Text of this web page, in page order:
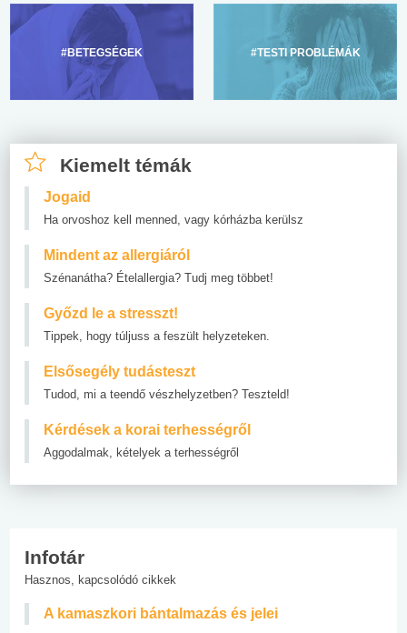
#BETEGSÉGEK #TESTI PROBLÉMÁK
Kiemelt témák
Jogaid
Ha orvoshoz kell menned, vagy kórházba kerülsz
Mindent az allergiáról
Szénanátha? Ételallergia? Tudj meg többet!
Győzd le a stresszt!
Tippek, hogy túljuss a feszült helyzeteken.
Elsősegély tudásteszt
Tudod, mi a teendő vészhelyzetben? Teszteld!
Kérdések a korai terhességről
Aggodalmak, kételyek a terhességről
Infotár
Hasznos, kapcsolódó cikkek
A kamaszkori bántalmazás és jelei